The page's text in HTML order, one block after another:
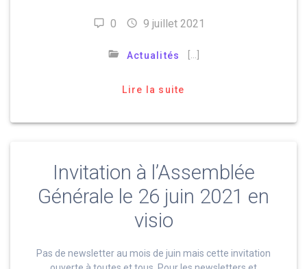
0 9 juillet 2021
Actualités
Lire la suite
Invitation à l’Assemblée
Générale le 26 juin 2021 en
visio
Pas de newsletter au mois de juin mais cette invitation